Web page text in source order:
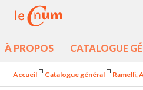
À PROPOS CATALOGUE
Accueil Catalogue général Ramelli,